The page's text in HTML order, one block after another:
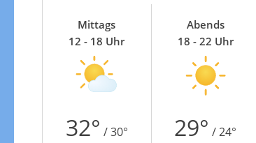
Mittags
12 - 18 Uhr
Abends
18 - 22 Uhr
32° / 30° 29° / 24°
Gewitterrisiko in 3h
Zur Gewitterrisikokarte